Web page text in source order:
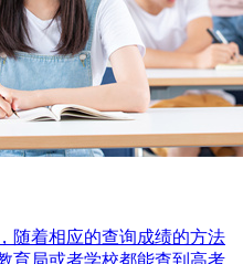
随着相应的查询成绩的方法